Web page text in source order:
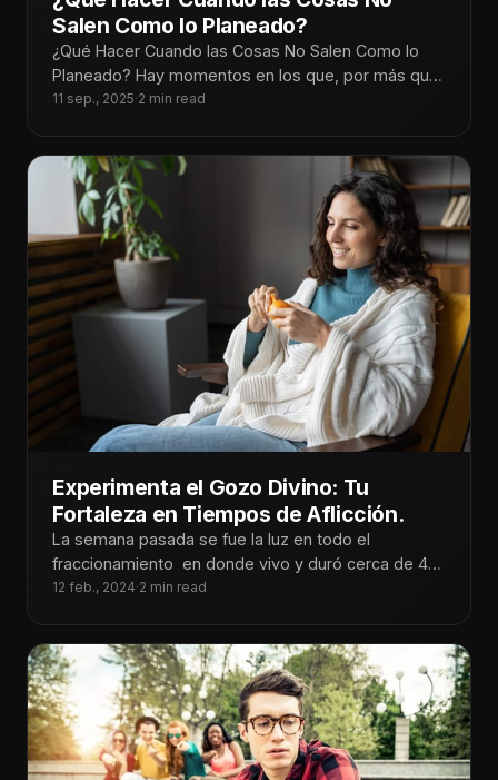
Salen Como lo Planeado?
¿Qué Hacer Cuando las Cosas No Salen Como lo
Planeado? Hay momentos en los que, por más que
planeamos cada
11 sep., 2025·2 min read
Experimenta el Gozo Divino: Tu
Fortaleza en Tiempos de Aflicción.
La semana pasada se fue la luz en todo el
fraccionamiento en donde vivo y duró cerca de 48
horas.
12 feb., 2024·2 min read